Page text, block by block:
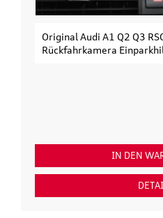
Original Audi A1 Q2 Q3
Rückfahrkamera
IN DEN